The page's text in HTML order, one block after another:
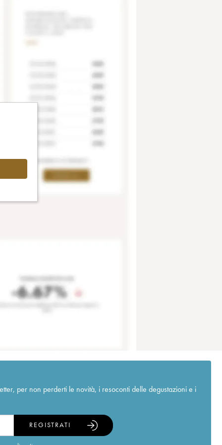
per non perderti le novità, i resoconti delle degustazioni e i
REGISTRATI